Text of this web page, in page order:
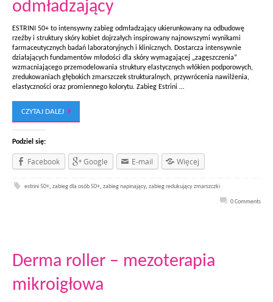
odmładzający
ESTRINI 50+ to intensywny zabieg odmładzający ukierunkowany na odbudowę
rzeźby i struktury skóry kobiet dojrzałych inspirowany najnowszymi wynikami
farmaceutycznych badań laboratoryjnych i klinicznych. Dostarcza intensywnie
działających fundamentów młodości dla skóry wymagającej „zagęszczenia”
wzmacniającego przemodelowania struktury elastycznych włókien podporowych,
zredukowaniach głębokich zmarszczek strukturalnych, przywrócenia nawilżenia,
elastyczności oraz promiennego kolorytu. Zabieg Estrini …
CZYTAJ DALEJ
Podziel się:
Facebook Google E-mail Więcej
estrini 50+,zabieg dla osób 50+,zabieg napinający,zabieg redukujący zmarszczki
0 Comments
Derma roller – mezoterapia
mikroigłowa